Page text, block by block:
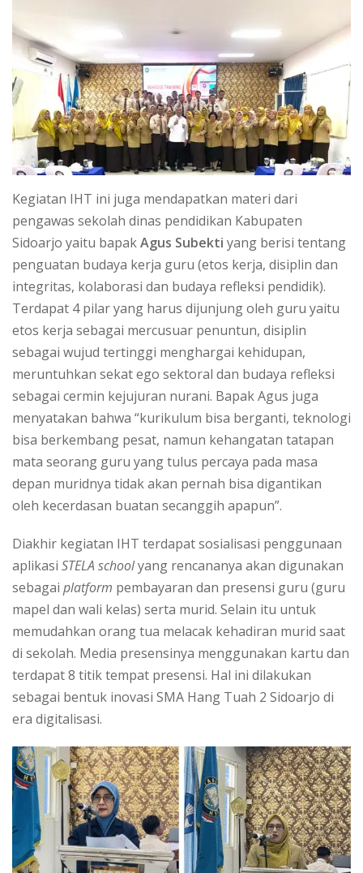
Kegiatan IHT ini juga mendapatkan materi dari
pengawas sekolah dinas pendidikan Kabupaten
Sidoarjo yaitu bapakAgus Subekti yang berisi tentang
penguatan budaya kerja guru (etos kerja, disiplin dan
integritas, kolaborasi dan budaya refleksi pendidik).
Terdapat 4 pilar yang harus dijunjung oleh guru yaitu
etos kerja sebagai mercusuar penuntun, disiplin
sebagai wujud tertinggi menghargai kehidupan,
meruntuhkan sekat ego sektoral dan budaya refleksi
sebagai cermin kejujuran nurani. Bapak Agus juga
menyatakan bahwa “kurikulum bisa berganti, teknologi
bisa berkembang pesat, namun kehangatan tatapan
mata seorang guru yang tulus percaya pada masa
depan muridnya tidak akan pernah bisa digantikan
oleh kecerdasan buatan secanggih apapun”.
Diakhir kegiatan IHT terdapat sosialisasi penggunaan
aplikasi STELA schoolyang rencananya akan digunakan
sebagai platform pembayaran dan presensi guru (guru
mapel dan wali kelas) serta murid. Selain itu untuk
memudahkan orang tua melacak kehadiran murid saat
di sekolah. Media presensinya menggunakan kartu dan
terdapat 8 titik tempat presensi. Hal ini dilakukan
sebagai bentuk inovasi SMA Hang Tuah 2 Sidoarjo di
era digitalisasi.